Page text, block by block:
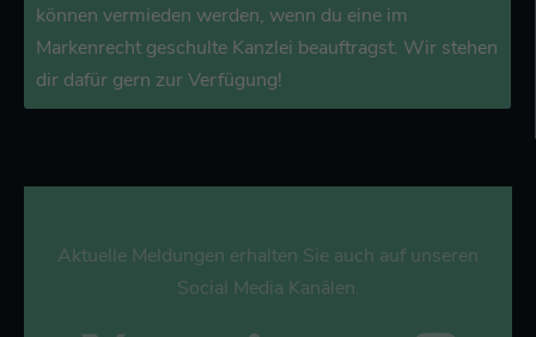
können vermieden werden, wenn du eine im
Markenrecht geschulte Kanzlei beauftragst. Wir stehen
dir dafür gern zur Verfügung!
Aktuelle Meldungen erhalten Sie auch auf unseren
Social Media Kanälen.